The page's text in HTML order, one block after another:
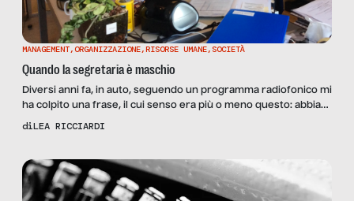
MANAGEMENT,ORGANIZZAZIONE,RISORSE UMANE, SOCIETÀ
Quando la segretaria è maschio
Diversi anni fa, in auto, seguendo un programma radiofonico mi
ha colpito una frase, il cui senso era più o meno questo: abbiate
cura di un vecchio, ci vogliono molti anni per farne uno. Mi
diLEA RICCIARDI